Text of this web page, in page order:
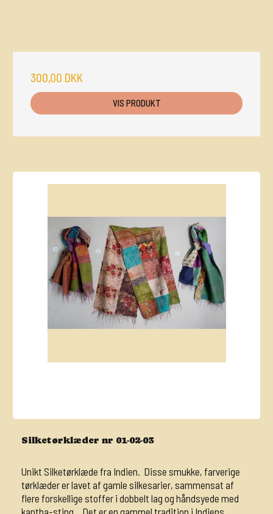
300,00 DKK
VIS PRODUKT
Silketørklæder nr 01-02-03
Unikt Silketørklæde fra Indien. Disse smukke, farverige
tørklæder er lavet af gamle silkesarier, sammensat af
flere forskellige stoffer i dobbelt lag og håndsyede med
kantha-sting.. Det er en gammel tradition i Indiens